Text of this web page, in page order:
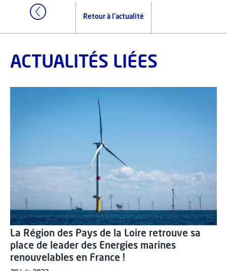
Retour à l'actualité
ACTUALITÉS LIÉES
La Région des Pays de la Loire retrouve sa
place de leader des Energies marines
renouvelables en France !